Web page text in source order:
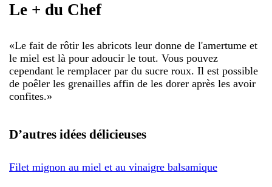
Le + du Chef
«Le fait de rôtir les abricots leur donne de l'amertume et
le miel est là pour adoucir le tout. Vous pouvez
cependant le remplacer par du sucre roux. Il est possible
de poêler les grenailles affin de les dorer après les avoir
confites.»
D’autres idées délicieuses
Filet mignon au miel et au vinaigre balsamique